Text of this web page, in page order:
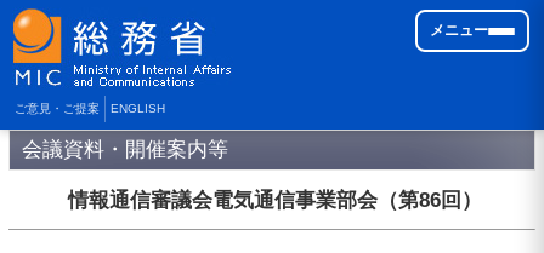
ご意見・ご提案 ENGLISH
メニュー
会議資料・開催案内等
情報通信審議会電気通信事業部会（第86回）